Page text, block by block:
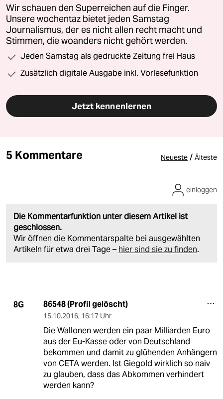
Wir schauen den Superreichen auf die Finger.
Unsere wochentaz bietet jeden Samstag
Journalismus, der es nicht allen recht macht und
Stimmen, die woanders nicht gehört werden.
Jeden Samstag als gedruckte Zeitung frei Haus
Zusätzlich digitale Ausgabe inkl. Vorlesefunktion
Jetzt kennenlernen
5 Kommentare Neueste / Älteste
Die Kommentarfunktion unter diesem Artikel ist
geschlossen.
Wir öffnen die Kommentarspalte bei ausgewählten
Artikeln für etwa drei Tage – hier sind sie zu finden.
einloggen
8G 86548 (Profil gelöscht)
15.10.2016, 16:17 Uhr
Die Wallonen werden ein paar Milliarden Euro
aus der Eu-Kasse oder von Deutschland
bekommen und damit zu glühenden Anhängern
von CETA werden. Ist Giegold wirklich so naiv
zu glauben, dass das Abkommen verhindert
werden kann?